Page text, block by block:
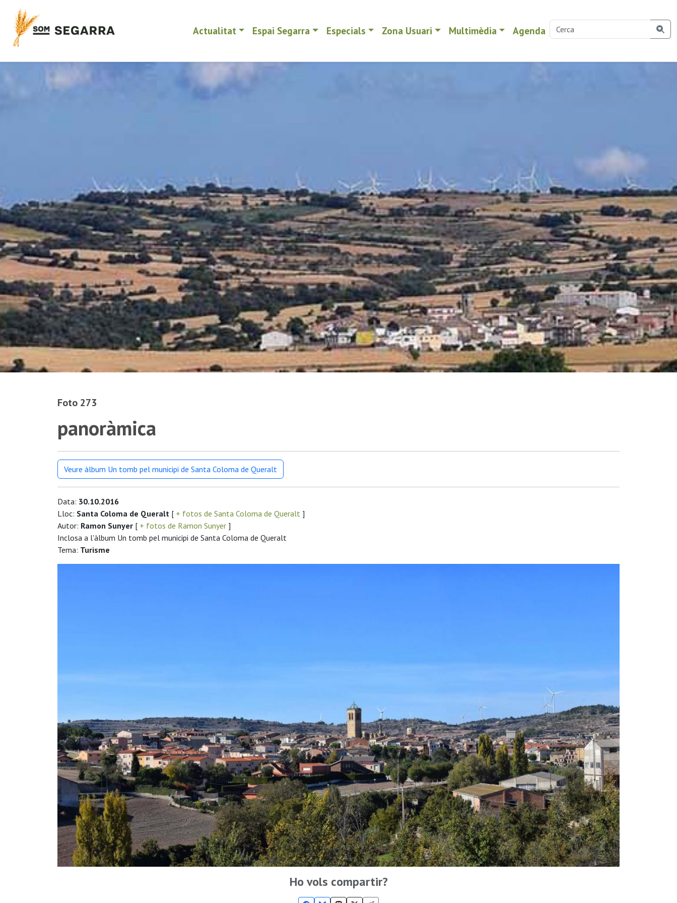
Actualitat Espai Segarra Especials Zona Usuari Multimèdia Agenda
Foto 273
panoràmica
Veure àlbum Un tomb pel municipi de Santa Coloma de Queralt
Data: 30.10.2016
Lloc: Santa Coloma de Queralt [ + fotos de Santa Coloma de Queralt ]
Autor: Ramon Sunyer [ + fotos de Ramon Sunyer ]
Inclosa a l'àlbum Un tomb pel municipi de Santa Coloma de Queralt
Tema: Turisme
Ho vols compartir?